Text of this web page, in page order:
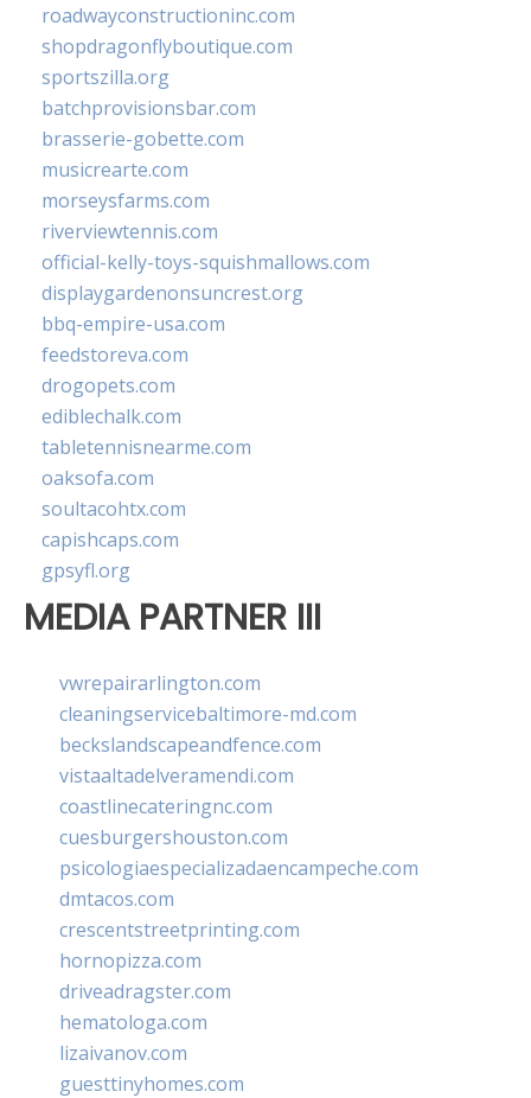
roadwayconstructioninc.com
shopdragonflyboutique.com
sportszilla.org
batchprovisionsbar.com
brasserie-gobette.com
musicrearte.com
morseysfarms.com
riverviewtennis.com
official-kelly-toys-squishmallows.com
displaygardenonsuncrest.org
bbq-empire-usa.com
feedstoreva.com
drogopets.com
ediblechalk.com
tabletennisnearme.com
oaksofa.com
soultacohtx.com
capishcaps.com
gpsyfl.org
MEDIA PARTNER III
vwrepairarlington.com
cleaningservicebaltimore-md.com
beckslandscapeandfence.com
vistaaltadelveramendi.com
coastlinecateringnc.com
cuesburgershouston.com
psicologiaespecializadaencampeche.com
dmtacos.com
crescentstreetprinting.com
hornopizza.com
driveadragster.com
hematologa.com
lizaivanov.com
guesttinyhomes.com